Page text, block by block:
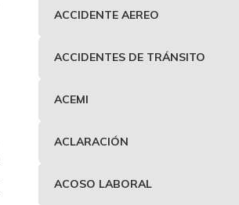
ACCIDENTE AEREO
ACCIDENTES DE TRÁNSITO
ACEMI
ACLARACIÓN
ACOSO LABORAL